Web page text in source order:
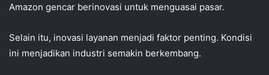
Amazon gencar berinovasi untuk menguasai pasar.
Selain itu, inovasi layanan menjadi faktor penting. Kondisi
ini menjadikan industri semakin berkembang.